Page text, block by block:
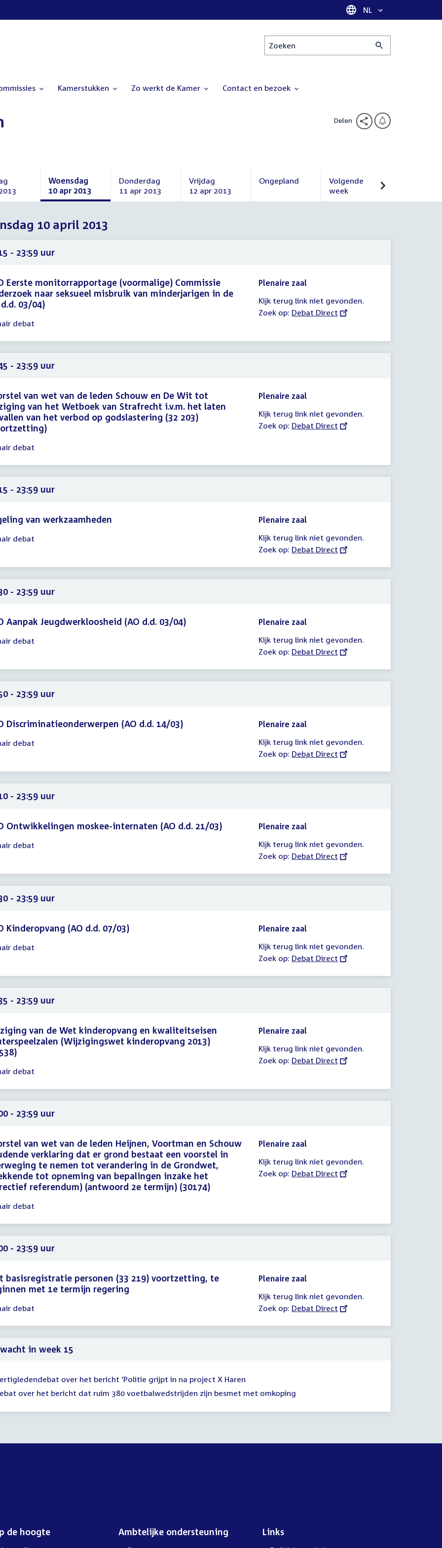
Taal selectie
NL
Zoeken
Kamerstukken Zo werkt de Kamer Contact en bezoek
Delen
Woensdag
10 apr 2013
Woensdag
april
2013
Donderdag
11 apr 2013
Donderdag
Vrijdag
12 apr 2013
Vrijdag
Ongepland
Volgende
week
Volgende
10 april 2013
- 23:59 uur
Eerste monitorrapportage (voormalige) Commissie
naar seksueel misbruik van minderjarigen in de
03/04)
debat
Plenaire zaal
Kijk terug link niet gevonden.
Zoek op: External
Debat Direct
- 23:59 uur
van wet van de leden Schouw en De Wit tot
van het Wetboek van Strafrecht i.v.m. het laten
van het verbod op godslastering (32 203)
debat
Plenaire zaal
Kijk terug link niet gevonden.
Zoek op: External
Debat Direct
- 23:59 uur
van werkzaamheden
debat
Plenaire zaal
Kijk terug link niet gevonden.
Zoek op: External
Debat Direct
- 23:59 uur
Aanpak Jeugdwerkloosheid (AO d.d. 03/04)
debat
Plenaire zaal
Kijk terug link niet gevonden.
Zoek op: External
Debat Direct
- 23:59 uur
Discriminatieonderwerpen (AO d.d. 14/03)
debat
Plenaire zaal
Kijk terug link niet gevonden.
Zoek op: External
Debat Direct
- 23:59 uur
Ontwikkelingen moskee-internaten (AO d.d. 21/03)
debat
Plenaire zaal
Kijk terug link niet gevonden.
Zoek op: External
Debat Direct
- 23:59 uur
Kinderopvang (AO d.d. 07/03)
debat
Plenaire zaal
Kijk terug link niet gevonden.
Zoek op: External
Debat Direct
- 23:59 uur
van de Wet kinderopvang en kwaliteitseisen
(Wijzigingswet kinderopvang 2013)
debat
Plenaire zaal
Kijk terug link niet gevonden.
Zoek op: External
Debat Direct
- 23:59 uur
van wet van de leden Heijnen, Voortman en Schouw
verklaring dat er grond bestaat een voorstel in
te nemen tot verandering in de Grondwet,
tot opneming van bepalingen inzake het
referendum) (antwoord 2e termijn) (30174)
debat
Plenaire zaal
Kijk terug link niet gevonden.
Zoek op: External
Debat Direct
- 23:59 uur
basisregistratie personen (33 219) voortzetting, te
met 1e termijn regering
debat
Plenaire zaal
Kijk terug link niet gevonden.
Zoek op: External
Debat Direct
in week 15
over het bericht ‘Politie grijpt in na project X Haren
over het bericht dat ruim 380 voetbalwedstrijden zijn besmet met omkoping
de hoogte Ambtelijke ondersteuning Links